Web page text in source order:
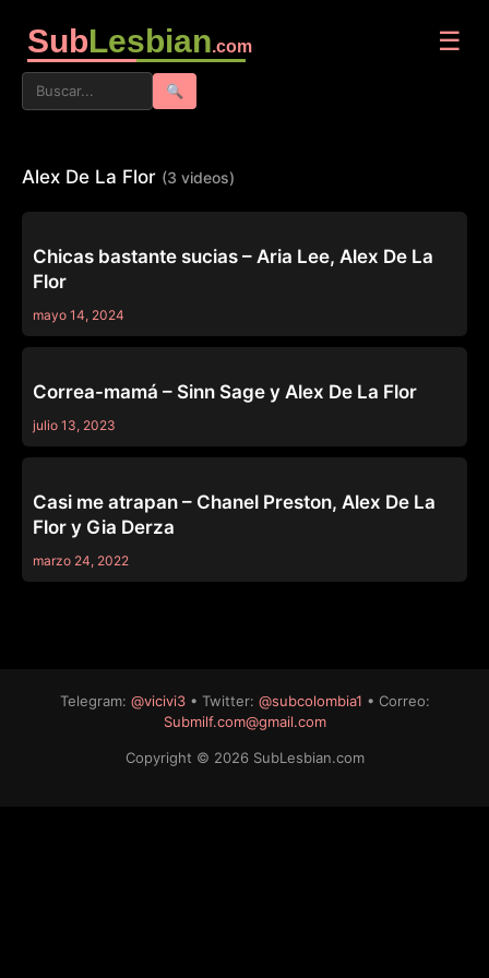
SubLesbian.com ☰
🔍
Alex De La Flor (3 videos)
Chicas bastante sucias – Aria Lee, Alex De La
Flor
mayo 14, 2024
Correa-mamá – Sinn Sage y Alex De La Flor
julio 13, 2023
Casi me atrapan – Chanel Preston, Alex De La
Flor y Gia Derza
marzo 24, 2022
Telegram: @vicivi3• Twitter: @subcolombia1 • Correo:
Submilf.com@gmail.com
Copyright © 2026 SubLesbian.com